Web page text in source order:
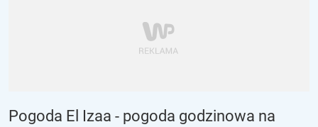
Pogoda El Izaa - pogoda godzinowa na